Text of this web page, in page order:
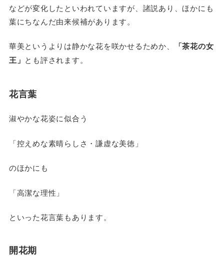
などが変化したといわれていますが、諸説あり、ほかにも
葉にちなんだ由来候補があります。
華美というよりは静かな花を咲かせるためか、
「茶花の女
王」 とも評されます。
花言葉
淑やかな花姿に似合う
「控えめな素晴らしさ・謙虚な美徳」
のほかにも
「高潔な理性」
といった花言葉もあります。
開花期